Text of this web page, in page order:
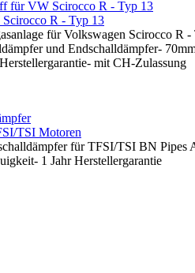
R - Typ 13
für Volkswagen Scirocco R
und Endschalldämpfer-
mit CH-Zulassung
TSI Motoren
für TFSI/TSI BN Pipes
1 Jahr Herstellergarantie